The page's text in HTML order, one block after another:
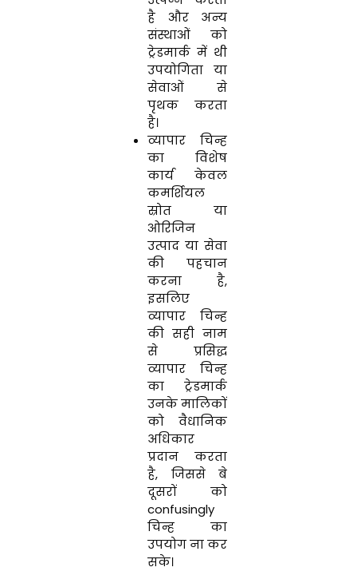
है और अन्य
संस्थाओं को
ट्रेडमार्क में थी
उपयोगिता या
सेवाओं से
पृथक करता
है।
व्यापार चिन्ह
का विशेष
कार्य केवल
कमर्शियल
स्रोत या
ओरिजिन
उत्पाद या सेवा
की पहचान
करना है,
इसलिए
व्यापार चिन्ह
की सही नाम
से प्रसिद्ध
व्यापार चिन्ह
का ट्रेडमार्क
उनके मालिकों
को वैधानिक
अधिकार
प्रदान करता
है, जिससे बे
दूसरों को
confusingly
चिन्ह का
उपयोग ना कर
सके।